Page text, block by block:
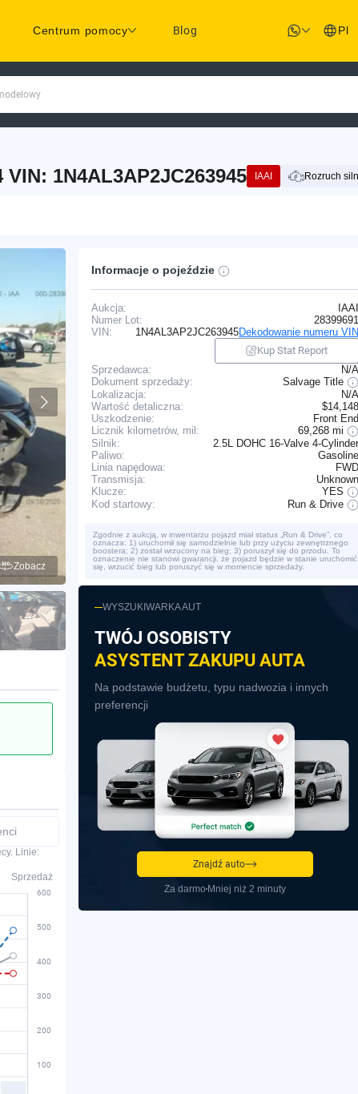
Centrum pomocy Blog Pl
1N4AL3AP2JC263945 IAAI Rozruch
Zobacz
Linie:
Sprzedaż
Informacje o pojeździe
Aukcja:
IAAI
Numer Lot:
28399691
VIN:
1N4AL3AP2JC263945Dekodowanie numeru VIN
Kup Stat Report
Sprzedawca:
N/A
Dokument sprzedaży:
Salvage Title
Lokalizacja:
N/A
Wartość detaliczna:
$14,148
Uszkodzenie:
Front End
Licznik kilometrów, mil:
69,268 mi
Silnik:
2.5L DOHC 16-Valve 4-Cylinder
Paliwo:
Gasoline
Linia napędowa:
FWD
Transmisja:
Unknown
Klucze:
YES
Kod startowy:
Run & Drive
Zgodnie z aukcją, w inwentarzu pojazd miał status „Run & Drive”, co
oznacza: 1) uruchomił się samodzielnie lub przy użyciu zewnętrznego
boostera; 2) został wrzucony na bieg; 3) poruszył się do przodu. To
oznaczenie nie stanowi gwarancji, że pojazd będzie w stanie uruchomić
się, wrzucić bieg lub poruszyć się w momencie sprzedaży.
WYSZUKIWARKA AUT
TWÓJ OSOBISTY
ASYSTENT ZAKUPU AUTA
Na podstawie budżetu, typu nadwozia i innych
preferencji
Znajdź auto
Za darmo Mniej niż 2 minuty